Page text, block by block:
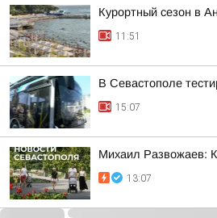
Курортный сезон в
11:51
В Севастополе
15:07
Михаил Развожаев:
13:07